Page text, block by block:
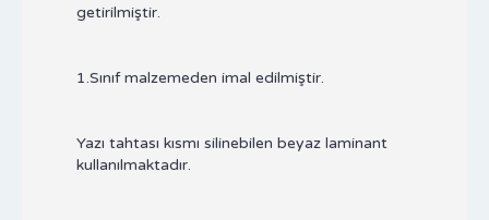
getirilmiştir.
1.Sınıf malzemeden imal edilmiştir.
Yazı tahtası kısmı silinebilen beyaz laminant
kullanılmaktadır.